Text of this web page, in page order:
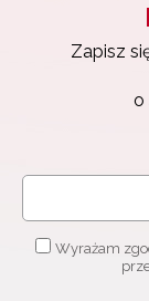
Zapisz
o
Wyrażam
Wyrażam
osobowych